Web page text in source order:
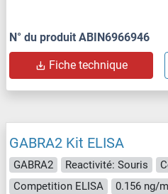
N° du produit ABIN6966946
Fiche technique
GABRA2 Kit ELISA
GABRA2 Reactivité: Souris
Competition ELISA
0.156 ng/